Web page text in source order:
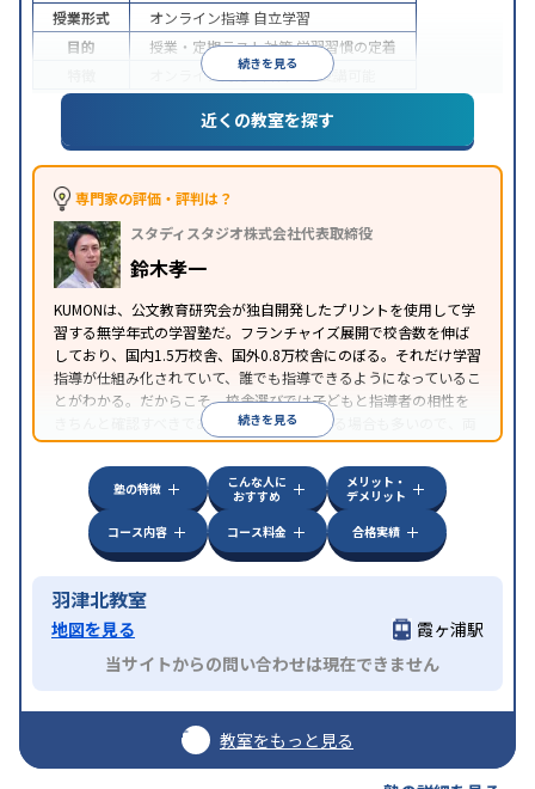
続きを見る
授業形式
オンライン指導 自立学習
目的
授業・定期テスト対策学習習慣の定着
オンライン対応1科目から受講可能
近くの教室を探す
専門家の評価・評判は？
スタディスタジオ株式会社代表取締役
鈴木孝一
KUMONは、公文教育研究会が独自開発したプリントを使用して学
習する無学年式の学習塾だ。フランチャイズ展開で校舎数を伸ば
しており、国内1.5万校舎、国外0.8万校舎にのぼる。それだけ学習
指導が仕組み化されていて、誰でも指導できるようになっているこ
とがわかる。だからこそ、校舎選びでは子どもと指導者の相性を
きちんと確認すべきである。近所に2校舎ある場合も多いので、両
方見学してみることをオススメする。
続きを見る
塾の特徴
こんな人に
おすすめ
メリット・
デメリット
コース内容
コース料金 合格実績
羽津北教室
地図を見る
霞ヶ浦駅
当サイトからの問い合わせは現在できません
教室をもっと見る